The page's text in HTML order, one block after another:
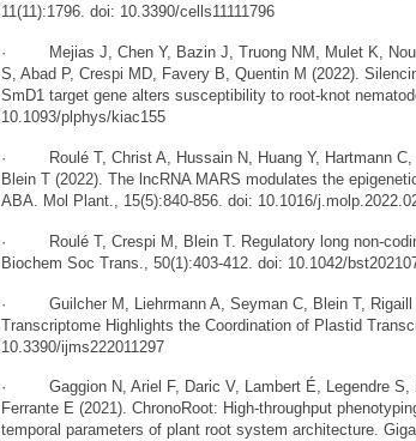
11(11):1796. doi: 10.3390/cells11111796
· Mejias J, Chen Y, Bazin J, Truong NM, Mulet K,
S, Abad P, Crespi MD, Favery B, Quentin M (2022).
SmD1 target gene alters susceptibility to root-knot
10.1093/plphys/kiac155
· Roulé T, Christ A, Hussain N, Huang Y, Hartmann C,
Blein T (2022). The lncRNA MARS modulates the
ABA. Mol Plant., 15(5):840-856. doi: 10.1016/
· Roulé T, Crespi M, Blein T. Regulatory long non-
Biochem Soc Trans., 50(1):403-412. doi: 10.1042/
· Guilcher M, Liehrmann A, Seyman C, Blein T, Rigaill
Transcriptome Highlights the Coordination of Plastid
10.3390/ijms222011297
· Gaggion N, Ariel F, Daric V, Lambert É, Legendre S,
Ferrante E (2021). ChronoRoot: High-throughput
temporal parameters of plant root system architecture.